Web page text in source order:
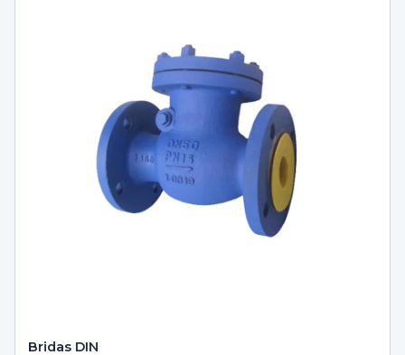
Bridas DIN